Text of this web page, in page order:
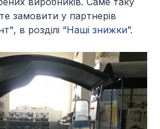
замовити у партнерів
в розділі “Наші знижки”.